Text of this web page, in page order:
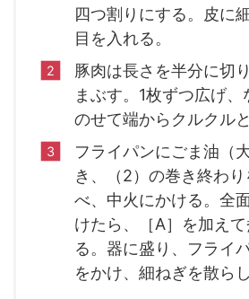
四つ割りにする。皮に
目を入れる。
豚肉は長さを半分に切
まぶす。1枚ずつ広げ
のせて端からクルクルと
フライパンにごま油（
き、（2）の巻き終わ
べ、中火にかける。全
けたら、［A］を加え
る。器に盛り、フライ
をかけ、細ねぎを散ら